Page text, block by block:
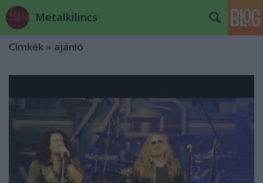
Metalkilincs
Címkék » ajánló